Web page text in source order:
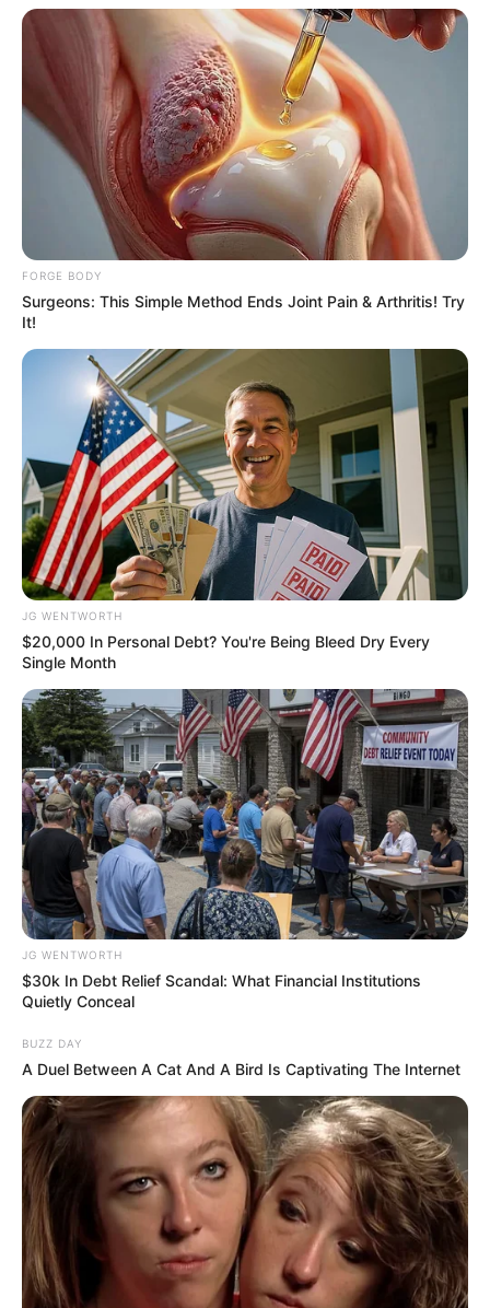
BRAINBERRIES
These '90s Couples Will Always Hold A Special Place
In Our Hearts
BRAINBERRIES
90s Hair Trends That Screamed "Please Don't Try"
FORGE BODY
Surgeons: This Simple Method Ends Joint Pain & Arthritis! Try
It!
JG WENTWORTH
$20,000 In Personal Debt? You're Being Bleed Dry Every
Single Month
JG WENTWORTH
$30k In Debt Relief Scandal: What Financial Institutions
Quietly Conceal
BUZZ DAY
A Duel Between A Cat And A Bird Is Captivating The Internet